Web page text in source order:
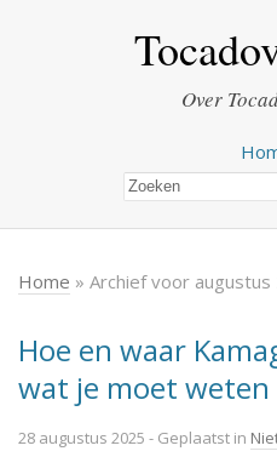
Over
Home » Archief voor augustus
Hoe en waar
wat je moet weten
28 augustus 2025 - Geplaatst in